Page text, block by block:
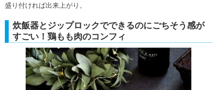
盛り付ければ出来上がり。
炊飯器とジップロックでできるのにごちそう感が
すごい！鶏もも肉のコンフィ